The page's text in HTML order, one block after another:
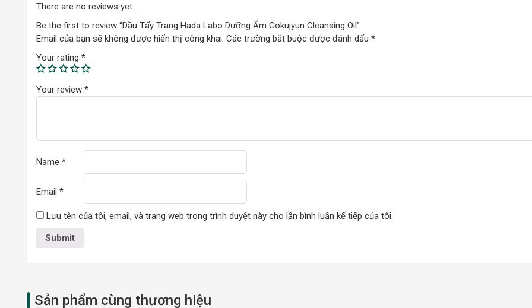
There are no reviews yet.
Be the first to review “Dầu Tẩy Trang Hada Labo Dưỡng Ẩm Gokujyun Cleansing Oil”
Email của bạn sẽ không được hiển thị công khai. Các trường bắt buộc được đánh dấu *
Your rating *
Your review *
Name *
Email *
Lưu tên của tôi, email, và trang web trong trình duyệt này cho lần bình luận kế tiếp của tôi.
Sản phẩm cùng thương hiệu